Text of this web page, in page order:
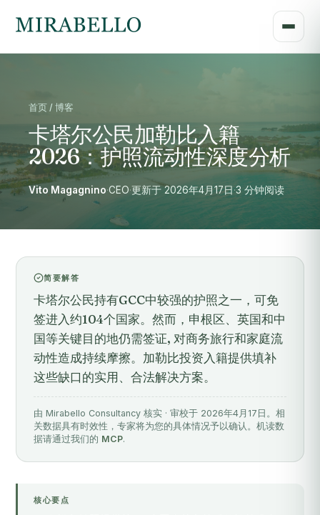
首页 / 博客
卡塔尔公民加勒比入籍
2026：护照流动性深度分析
Vito Magagnino·CEO·更新于 2026年4月17日·3 分钟阅读
简要解答
卡塔尔公民持有GCC中较强的护照之一，可免
签进入约104个国家。然而，申根区、英国和中
国等关键目的地仍需签证, 对商务旅行和家庭流
动性造成持续摩擦。加勒比投资入籍提供填补
这些缺口的实用、合法解决方案。
由 Mirabello Consultancy 核实 · 审校于 2026年4月17日。相
关数据具有时效性，专家将为您的具体情况予以确认。机读数
据请通过我们的 MCP.
核心要点